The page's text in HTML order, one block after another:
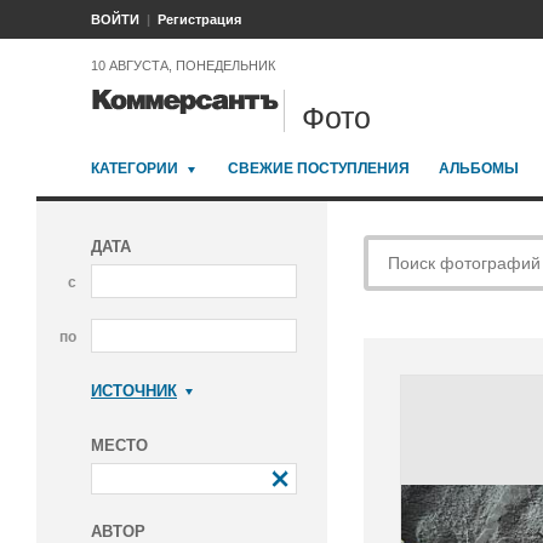
ВОЙТИ Регистрация
10 АВГУСТА, ПОНЕДЕЛЬНИК
Фото
КАТЕГОРИИ СВЕЖИЕ ПОСТУПЛЕНИЯ АЛЬБОМЫ
ДАТА
с
по
ИСТОЧНИК
МЕСТО
АВТОР